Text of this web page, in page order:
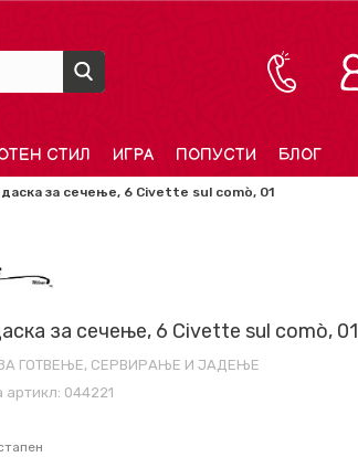
СТИЛ ИГРА ПОПУСТИ БЛОГ
за сечење, 6 Civette sul comò, 01
за сечење, 6 Civette sul comò, 01
ГОТВЕЊЕ, СЕРВИРАЊЕ И ЈАДЕЊЕ
артикл: 044221